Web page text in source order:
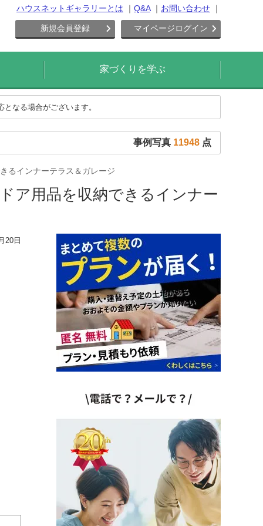
ハウスネットギャラリーとは Q&A お問い合わせ
新規会員登録 マイページログイン
家づくりを学ぶ
なる場合がございます。
事例写真 11948 点
るインナーテラス＆ガレージ
ア用品を収納できるインナー
20日